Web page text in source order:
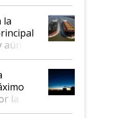
la
así
de cada
la